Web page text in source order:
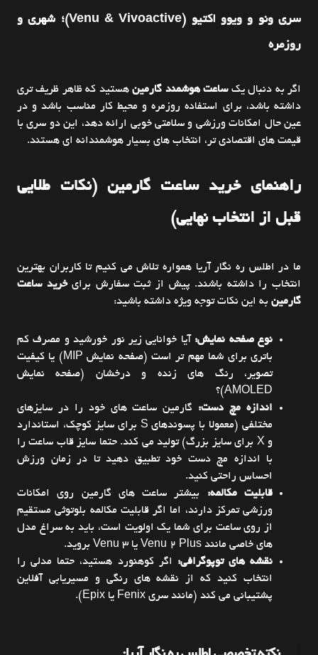
سری ونو و ویوو اکتیو (Venu & Vivoactive)؛ شهری و
روزمره
اگر به دنبال یکساعت هوشمند گارمینهستید که ظاهر ظریف تری
داشته باشد، برای استفاده روزمره و محیط کار مناسب باشد و در
عین حال امکانات ورزشی و سلامتی خوبی ارائه دهد، این دو سری با
قیمت های اقتصادی تر، انتخاب های بسیار هوشمندانه ای هستند.
راهنمای خرید ساعت گارمین (نکات طلایی
قبل از انتخاب نهایی)
ما در اطلس ره نگار آریا همواره تلاش می کنیم تا کاربران بهترین
انتخاب را داشته باشند. پیش از ثبت سفارش برایخرید ساعت
گارمین به این نکات توجه ویژه داشته باشید:
نوع صفحه نمایش: آیا خوانایی زیر نور خورشید و مصرف کم
باتری برای شما مهم تر است (صفحه نمایش MIP) یا کیفیت
تصویر، رنگ های زنده و درخشان (صفحه نمایش
AMOLED)؟
اندازه مچ دست: گارمین ساعت های خود را در سایزهای
مختلفی (معمولا با پسوندهای S برای سایز کوچک، استاندارد
و X برای سایز بزرگ) تولید می کند. حتما سایز قاب ساعت را
با اندازه مچ دست خود تطبیق دهید تا در زمان ورزش
احساس راحتی کنید.
قابلیت مکالمه: بیشتر ساعت های گارمین روی امکانات
ورزشی تمرکز دارند، اما اگر قابلیت مکالمه بلوتوثی مستقیم
از روی ساعت برای شما یک اولویت است، باید به سراغ مدل
های خاصی مانند Venu 2 Plus یا Venu 3 بروید.
نقشه های توپوگرافی: اگر کوهنورد هستید، حتما مدلی را
انتخاب کنید که از نقشه های رنگی و مسیریابی آفلاین
پشتیبانی می کند (مانند سری Fenix یا Epix).